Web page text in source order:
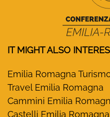
IT MIGHT ALSO
Emilia Romagna
Travel Emilia Romagna
Cammini Emilia
Castelli Emilia Romagna